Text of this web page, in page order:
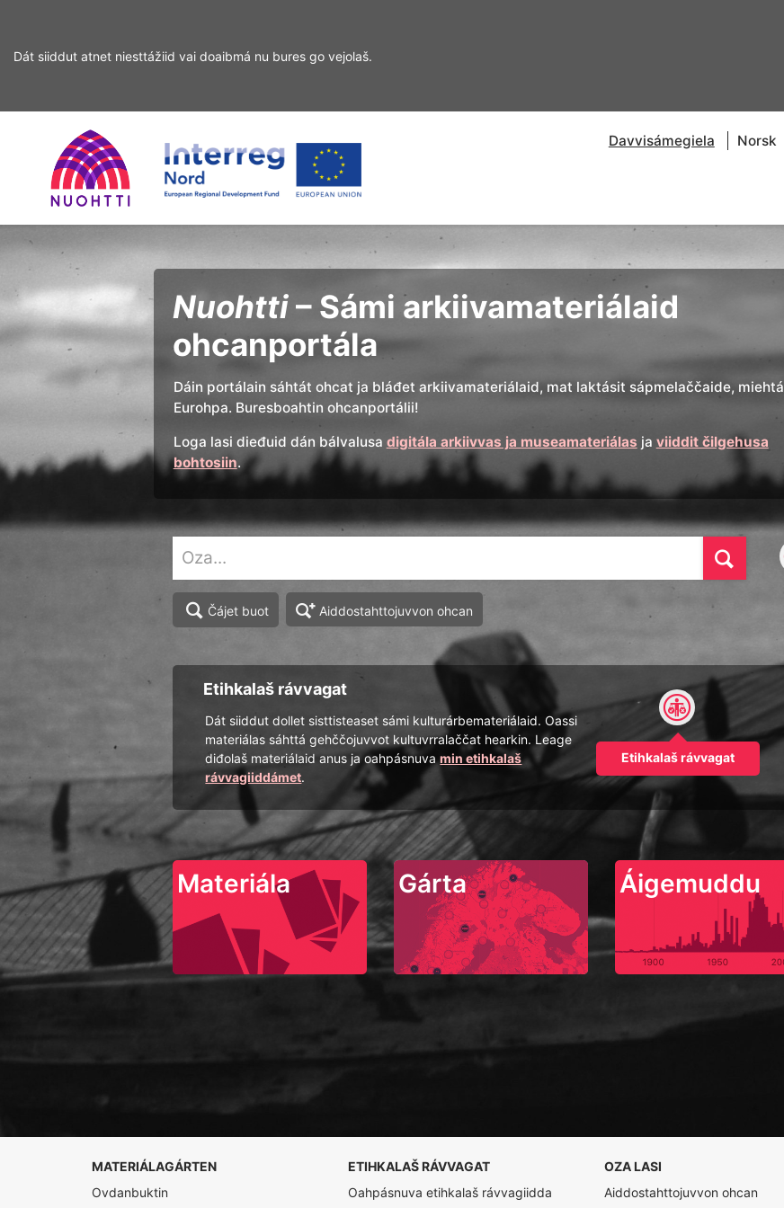
Dát siiddut atnet niesttážiid vai doaibmá nu bures go vejolaš.
ohcamii
sisdollui
Home Interreg
Nord
Davvisámegiela Norsk
Ohcan
Nuohtti– Sámi arkiivamateriálaid
ohcanportála
Dáin portálain sáhtát ohcat ja bláđet arkiivamateriálaid, mat laktásit sápmelaččaide, miehtá
Eurohpa. Buresboahtin ohcanportálii!
Loga lasi dieđuid dán bálvalusa digitála arkiivvas ja museamateriálas ja viiddit čilgehusa
bohtosiin.
Čájet buot Aiddostahttojuvvon ohcan
Etihkalaš rávvagat
Dát siiddut dollet sisttisteaset sámi kulturárbemateriálaid. Oassi
materiálas sáhttá gehččojuvvot kultuvrralaččat hearkin. Leage
diđolaš materiálaid anus ja oahpásnuvamin etihkalaš
rávvagiiddámet.
Etihkalaš rávvagat
Materiála Gárta Áigemuddu
MATERIÁLAGÁRTEN
Ovdanbuktin
ETIHKALAŠ RÁVVAGAT
Oahpásnuva etihkalaš rávvagiidda
OZA LASI
Aiddostahttojuvvon ohcan